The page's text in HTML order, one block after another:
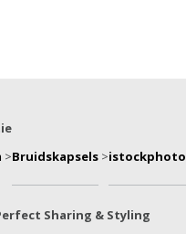
>Bruidskapsels >istockphoto-
Sharing & Styling